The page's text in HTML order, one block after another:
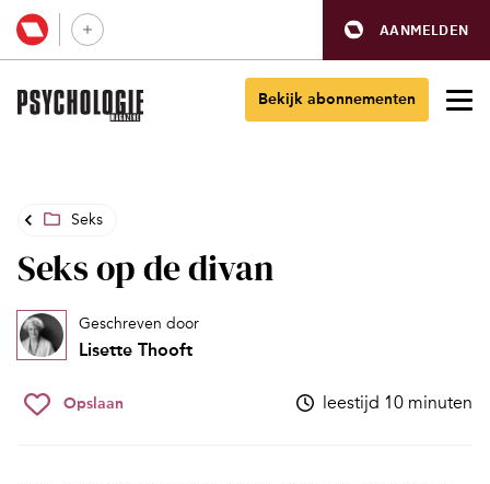
AANMELDEN
Bekijk abonnementen
Seks
Seks op de divan
Geschreven door
Lisette Thooft
Opslaan leestijd 10 minuten